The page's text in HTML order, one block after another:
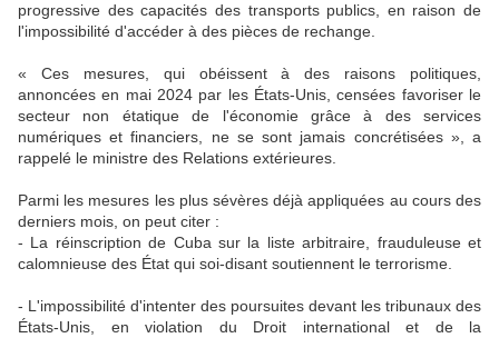
progressive des capacités des transports publics, en raison de
l'impossibilité d'accéder à des pièces de rechange.
« Ces mesures, qui obéissent à des raisons politiques,
annoncées en mai 2024 par les États-Unis, censées favoriser le
secteur non étatique de l'économie grâce à des services
numériques et financiers, ne se sont jamais concrétisées », a
rappelé le ministre des Relations extérieures.
Parmi les mesures les plus sévères déjà appliquées au cours des
derniers mois, on peut citer :
- La réinscription de Cuba sur la liste arbitraire, frauduleuse et
calomnieuse des État qui soi-disant soutiennent le terrorisme.
- L'impossibilité d'intenter des poursuites devant les tribunaux des
États-Unis, en violation du Droit international et de la